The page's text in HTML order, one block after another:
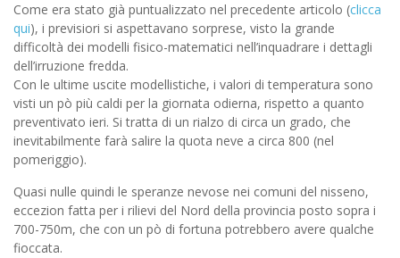
Come era stato già puntualizzato nel precedente articolo (clicca
qui), i previsiori si aspettavano sorprese, visto la grande
difficoltà dei modelli fisico-matematici nell’inquadrare i dettagli
dell’irruzione fredda.
Con le ultime uscite modellistiche, i valori di temperatura sono
visti un pò più caldi per la giornata odierna, rispetto a quanto
preventivato ieri. Si tratta di un rialzo di circa un grado, che
inevitabilmente farà salire la quota neve a circa 800 (nel
pomeriggio).
Quasi nulle quindi le speranze nevose nei comuni del nisseno,
eccezion fatta per i rilievi del Nord della provincia posto sopra i
700-750m, che con un pò di fortuna potrebbero avere qualche
fioccata.